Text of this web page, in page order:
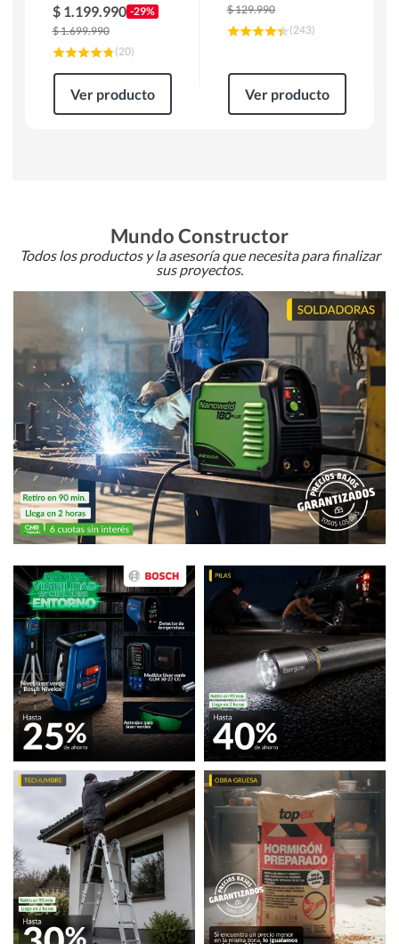
$ 1.199.990 -29%
$1.699.990
(20)
Ver producto
$129.990
(243)
Ver producto
Mundo Constructor
Todos los productos y la asesoría que necesita para finalizar
sus proyectos.